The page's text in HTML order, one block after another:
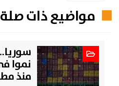
مواضيع ذات
نموا
منذ